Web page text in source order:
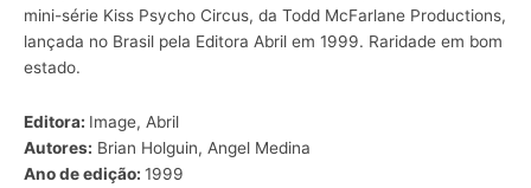
mini-série Kiss Psycho Circus, da Todd McFarlane Productions,
lançada no Brasil pela Editora Abril em 1999. Raridade em bom
estado.
Editora: Image, Abril
Autores: Brian Holguin, Angel Medina
Ano de edição: 1999